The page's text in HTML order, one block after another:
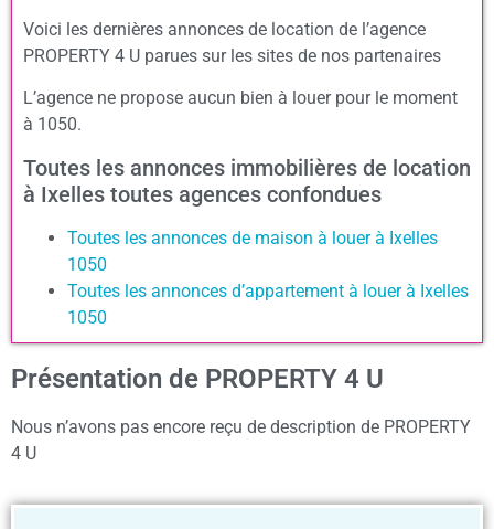
Voici les dernières annonces de location de l’agence
PROPERTY 4 U parues sur les sites de nos partenaires
L’agence ne propose aucun bien à louer pour le moment
à 1050.
Toutes les annonces immobilières de location
à Ixelles toutes agences confondues
Toutes les annonces de maison à louer à Ixelles
1050
Toutes les annonces d’appartement à louer à Ixelles
1050
Présentation de PROPERTY 4 U
Nous n’avons pas encore reçu de description de PROPERTY
4 U